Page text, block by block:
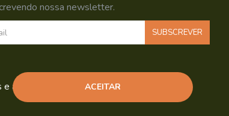
nossa newsletter.
SUBSCREVER
ACEITAR
e análise de tráfego.